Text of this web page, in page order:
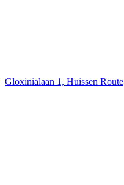
Gloxinialaan 1, Huissen Route